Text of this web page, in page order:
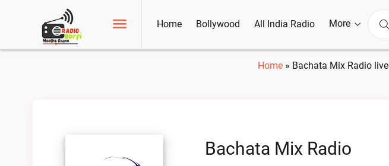
Home Bollywood All India Radio More
Home » Bachata Mix Radio live
Bachata Mix Radio